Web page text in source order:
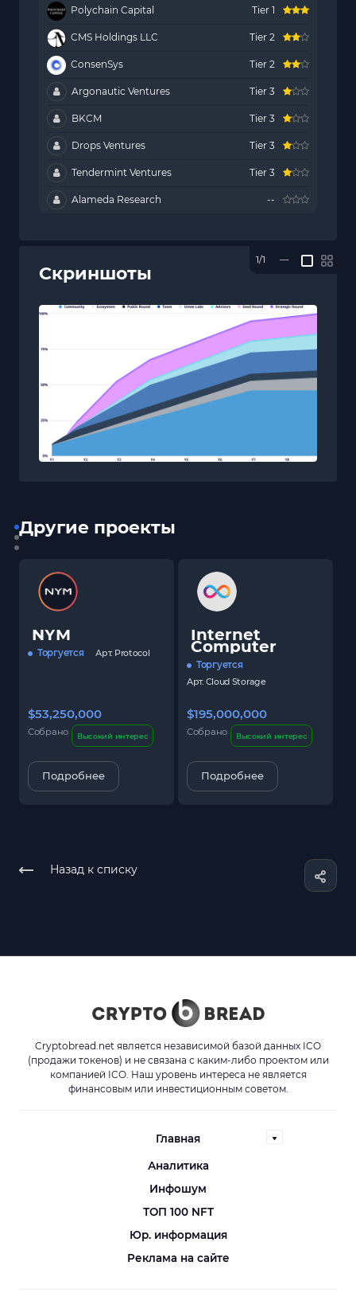
Polychain Capital Tier 1
CMS Holdings LLC Tier 2
ConsenSys Tier 2
Argonautic Ventures Tier 3
BKCM Tier 3
Drops Ventures Tier 3
Tendermint Ventures Tier 3
Alameda Research --
Скриншоты
1/1 —
Другие проекты
NYM
Торгуется Арт. Protocol
$53,250,000
Собрано Высокий интерес
Подробнее
Internet
Computer
Торгуется
Арт. Cloud Storage
$195,000,000
Собрано Высокий интерес
Подробнее
Назад к списку
Cryptobread.net является независимой базой данных ICO
(продажи токенов) и не связана с каким-либо проектом или
компанией ICO. Наш уровень интереса не является
финансовым или инвестиционным советом.
Главная
Аналитика
Инфошум
ТОП 100 NFT
Юр. информация
Реклама на сайте